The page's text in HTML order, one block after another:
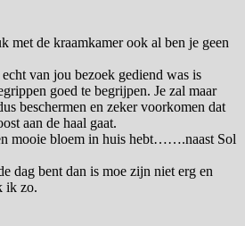
met de kraamkamer ook al ben je geen
van jou bezoek gediend was is
goed te begrijpen. Je zal maar
beschermen en zeker voorkomen dat
aan de haal gaat.
mooie bloem in huis hebt…….naast Sol
dag bent dan is moe zijn niet erg en
ik zo.